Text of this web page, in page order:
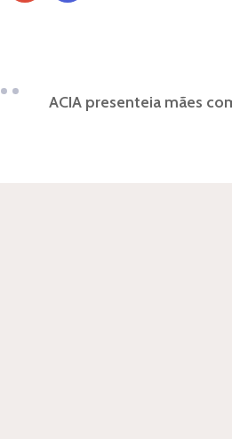
ACIA presenteia mães